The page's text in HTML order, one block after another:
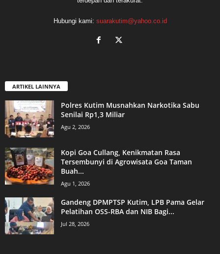
Hubungi kami: suarakutim@yahoo.co.id
ARTIKEL LAINNYA
Polres Kutim Musnahkan Narkotika Sabu
Senilai Rp1,3 Miliar
Agu 2, 2026
Kopi Goa Cullang, Kenikmatan Rasa
Tersembunyi di Agrowisata Goa Taman
Buah...
Agu 1, 2026
Gandeng DPMPTSP Kutim, LPB Pama Gelar
Pelatihan OSS-RBA dan NIB Bagi...
Jul 28, 2026